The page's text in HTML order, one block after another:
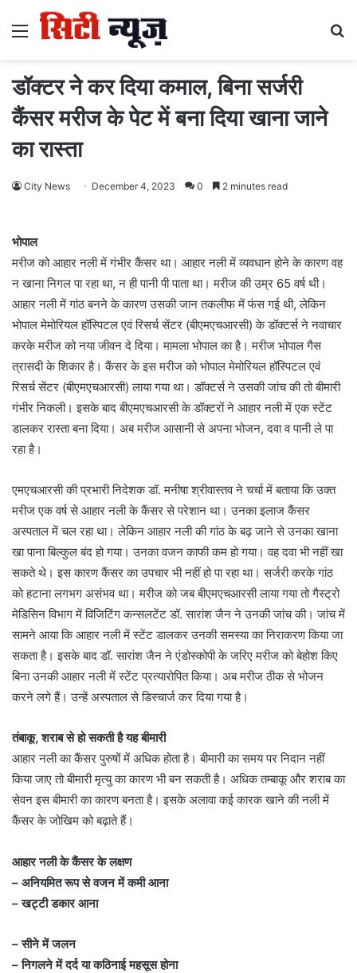
Menu
डॉक्‍टर ने कर द‍िया कमाल, बिना सर्जरी
कैंसर मरीज के पेट में बना दिया खाना जाने
का रास्‍ता
City News December 4, 2023 0 2 minutes read
भोपाल
मरीज को आहार नली में गंभीर कैंसर था। आहार नली में व्यवधान होने के कारण वह
न खाना निगल पा रहा था, न ही पानी पी पाता था। मरीज की उम्र 65 वर्ष थी।
आहार नली में गांठ बनने के कारण उसकी जान तकलीफ में फंस गई थी, लेकिन
भोपाल मेमोरियल हॉस्पिटल एवं रिसर्च सेंटर (बीएमएचआरसी) के डॉक्टर्स ने नवाचार
करके मरीज को नया जीवन दे दिया। मामला भोपाल का है। मरीज भोपाल गैस
त्रासदी के शिकार है। कैंसर के इस मरीज को भोपाल मेमोरियल हॉस्पिटल एवं
रिसर्च सेंटर (बीएमएचआरसी) लाया गया था। डॉक्टर्स ने उसकी जांच की तो बीमारी
गंभीर निकली। इसके बाद बीएमएचआरसी के डॉक्टरों ने आहार नली में एक स्टेंट
डालकर रास्ता बना दिया। अब मरीज आसानी से अपना भोजन, दवा व पानी ले पा
रहा है।
एमएचआरसी की प्रभारी निदेशक डॉ. मनीषा श्रीवास्तव ने चर्चा में बताया कि उक्त
मरीज एक वर्ष से आहार नली के कैंसर से परेशान था। उनका इलाज कैंसर
अस्पताल में चल रहा था। लेकिन आहार नली की गांठ के बढ़ जाने से उनका खाना
खा पाना बिल्कुल बंद हो गया। उनका वजन काफी कम हो गया। वह दवा भी नहीं खा
सकते थे। इस कारण कैंसर का उपचार भी नहीं हो पा रहा था। सर्जरी करके गांठ
को हटाना लगभग असंभव था। मरीज को जब बीएमएचआरसी लाया गया तो गैस्ट्रो
मेडिसिन विभाग में विजिटिंग कन्सलटेंट डॉ. सारांश जैन ने उनकी जांच की। जांच में
सामने आया कि आहार नली में स्टेंट डालकर उनकी समस्या का निराकरण किया जा
सकता है। इसके बाद डॉ. सारांश जैन ने एंडोस्कोपी के जरिए मरीज को बेहोश किए
बिना उनकी आहार नली में स्टेंट प्रत्यारोपित किया। अब मरीज ठीक से भोजन
करने लगे हैं। उन्हें अस्पताल से डिस्चार्ज कर दिया गया है।
तंबाकू, शराब से हो सकती है यह बीमारी
आहार नली का कैंसर पुरुषों में अधिक होता है। बीमारी का समय पर निदान नहीं
किया जाए तो बीमारी मृत्यु का कारण भी बन सकती है। अधिक तम्बाकू और शराब का
सेवन इस बीमारी का कारण बनता है। इसके अलावा कई कारक खाने की नली में
कैंसर के जोखिम को बढ़ाते हैं।
आहार नली के कैंसर के लक्षण
– अनियमित रूप से वजन में कमी आना
– खट्टी डकार आना
– सीने में जलन
– निगलने में दर्द या कठिनाई महसूस होना